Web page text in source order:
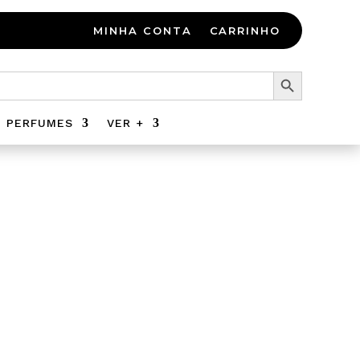
MINHA CONTA CARRINHO
Search Button
PERFUMES VER +